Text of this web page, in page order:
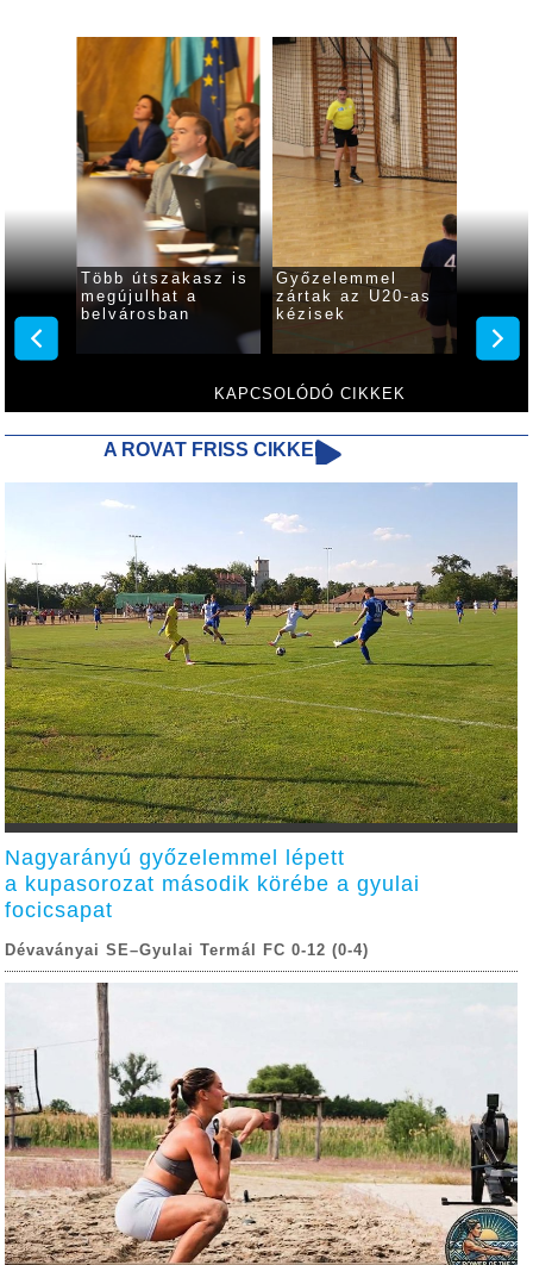
KAPCSOLÓDÓ CIKKEK
Több útszakasz is
megújulhat a
belvárosban
Győzelemmel
zártak az U20-as
kézisek
A ROVAT FRISS CIKKEI
Nagyarányú győzelemmel lépett
a kupasorozat második körébe a gyulai
focicsapat
Dévaványai SE–Gyulai Termál FC 0-12 (0-4)